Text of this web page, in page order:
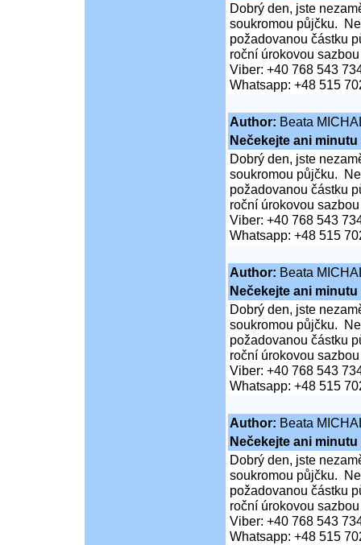
Dobrý den, jste
soukromou půjčku.
požadovanou částku
roční úrokovou
Viber: +40 768 543
Whatsapp: +48 515
Author: Beata
Nečekejte ani
Dobrý den, jste
soukromou půjčku.
požadovanou částku
roční úrokovou
Viber: +40 768 543
Whatsapp: +48 515
Author: Beata
Nečekejte ani
Dobrý den, jste
soukromou půjčku.
požadovanou částku
roční úrokovou
Viber: +40 768 543
Whatsapp: +48 515
Author: Beata
Nečekejte ani
Dobrý den, jste
soukromou půjčku.
požadovanou částku
roční úrokovou
Viber: +40 768 543
Whatsapp: +48 515